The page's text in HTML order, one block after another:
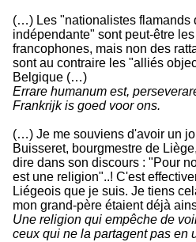
(…) Les "nationalistes flamands
indépendante" sont peut-être
francophones, mais non des
sont au contraire les "alliés
Belgique (…)
Errare humanum est,
Frankrijk is goed voor ons.
(…) Je me souviens d'avoir un
Buisseret, bourgmestre de
dire dans son discours : "Pour
est une religion"..! C'est
Liégeois que je suis. Je tiens
mon grand-père étaient déjà
Une religion qui empêche de
ceux qui ne la partagent pas en